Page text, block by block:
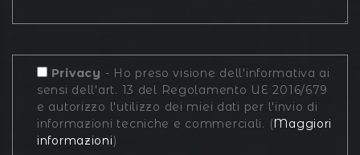
Privacy - Ho preso visione dell'informativa ai
sensi dell'art. 13 del Regolamento UE 2016/679
e autorizzo l'utilizzo dei miei dati per l'invio di
informazioni tecniche e commerciali. (Maggiori
informazioni)